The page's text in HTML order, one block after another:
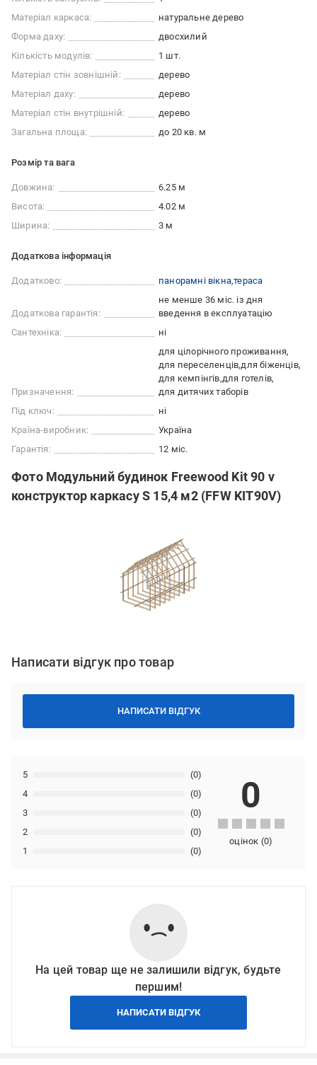
Матеріал каркаса:
натуральне дерево
Форма даху:
двосхилий
Кількість модулів:
1 шт.
Матеріал стін зовнішній:
дерево
Матеріал даху:
дерево
Матеріал стін внутрішній:
дерево
Загальна площа:
до 20 кв. м
Розмір та вага
Довжина:
6.25 м
Висота:
4.02 м
Ширина:
3 м
Додаткова інформація
Додатково: панорамні вікна тераса
Додаткова гарантія:
не менше 36 міс. із дня
введення в експлуатацію
Сантехніка:
ні
Призначення:
для цілорічного проживання
для переселенців для біженців
для кемпінгів для готелів
для дитячих таборів
Під ключ:
ні
Країна-виробник:
Україна
Гарантія:
12 міс.
Фото Модульний будинок Freewood Kit 90 v
конструктор каркасу S 15,4 м2 (FFW KIT90V)
Написати відгук про товар
НАПИСАТИ ВІДГУК
1 (0)
2 (0)
3 (0)
4 (0)
5 (0)
0
оцінок (0)
На цей товар ще не залишили відгук, будьте
першим!
НАПИСАТИ ВІДГУК